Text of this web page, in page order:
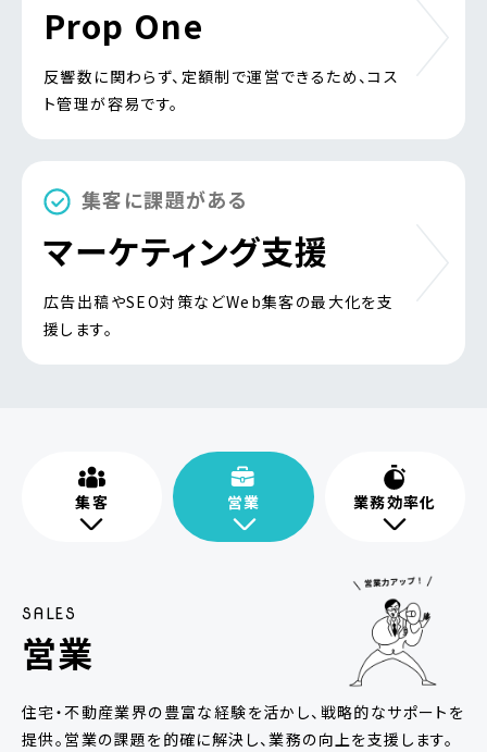
Prop One
反響数に関わらず、定額制で運営できるため、コス
ト管理が容易です。
集客に課題がある
マーケティング支援
広告出稿やSEO対策などWeb集客の最大化を支
援します。
集客 営業 業務効率化
SALES
営業
住宅・不動産業界の豊富な経験を活かし、戦略的なサポートを
提供。営業の課題を的確に解決し、業務の向上を支援します。